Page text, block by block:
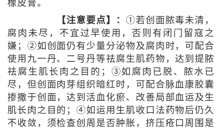
橡皮膏。
【注意要点】： ①若创面脓毒未清，
腐肉未尽，不宜过早使用，否则有闭门留寇之
嫌；②如创面仍有少量分泌物及腐肉时，可配合
使用九一丹、二号丹等祛腐生肌药物，达到提脓
祛腐生肌长肉之目的；③如腐肉已脱、脓水已
尽，但创面肉芽组织暗红时，可配合脉血康胶囊
掺撒于创面，达到活血化瘀、改善局部血运及生
肌长肉之目的；④如运用生肌收口法药物后仍久
不收敛，须检查创周是否肿胀，挤压疮口周围是